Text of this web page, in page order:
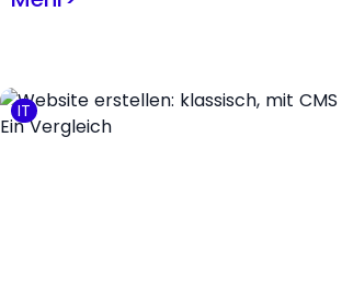
IT